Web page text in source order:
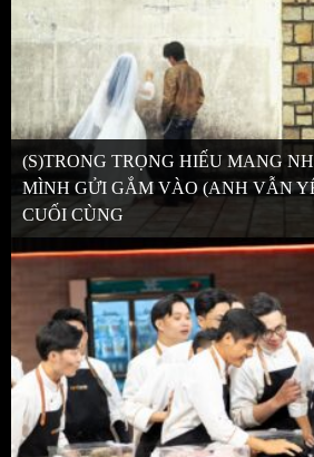
(S)TRONG TRỌNG HIẾU MANG
MÌNH GỬI GẮM VÀO (ANH VẪN
CUỐI CÙNG